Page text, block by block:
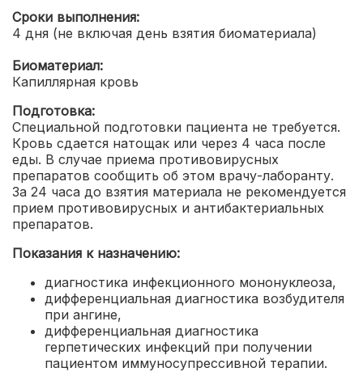
Сроки выполнения:
4 дня (не включая день взятия биоматериала)
Биоматериал:
Капиллярная кровь
Подготовка:
Специальной подготовки пациента не требуется.
Кровь сдается натощак или через 4 часа после
еды. В случае приема противовирусных
препаратов сообщить об этом врачу-лаборанту.
За 24 часа до взятия материала не рекомендуется
прием противовирусных и антибактериальных
препаратов.
Показания к назначению:
диагностика инфекционного мононуклеоза,
дифференциальная диагностика возбудителя
при ангине,
дифференциальная диагностика
герпетических инфекций при получении
пациентом иммуносупрессивной терапии.